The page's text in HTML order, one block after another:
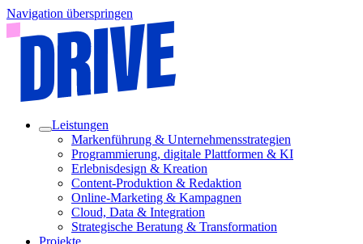
Navigation überspringen
Leistungen
Markenführung & Unternehmensstrategien
Programmierung, digitale Plattformen & KI
Erlebnisdesign & Kreation
Content-Produktion & Redaktion
Online-Marketing & Kampagnen
Cloud, Data & Integration
Strategische Beratung & Transformation
Projekte